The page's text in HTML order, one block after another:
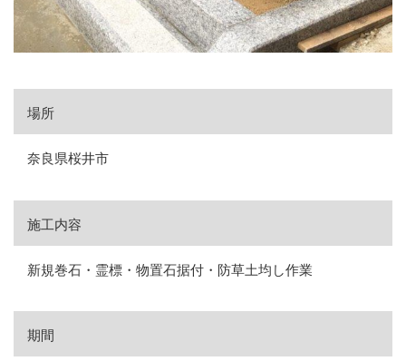
場所
奈良県桜井市
施工内容
新規巻石・霊標・物置石据付・防草土均し作業
期間